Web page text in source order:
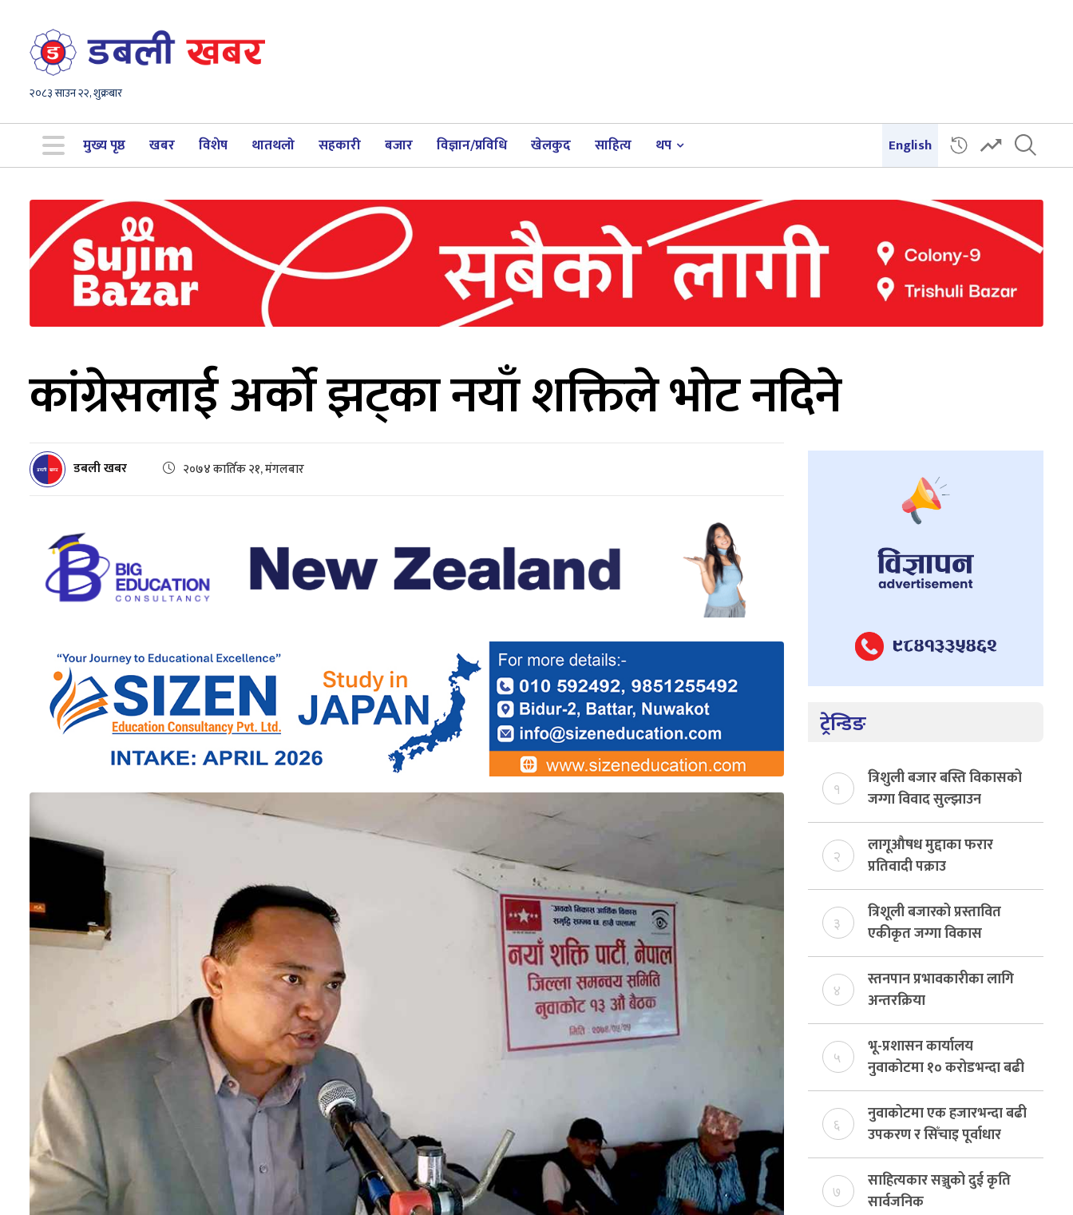
२०८३ साउन २२, शुक्रबार
मुख्य पृष्ठ खबर विशेष थातथलो सहकारी बजार विज्ञान/प्रविधि खेलकुद साहित्य थप English
कांग्रेसलाई अर्को झट्का नयाँ शक्तिले भोट नदिने
डबली खबर २०७४ कार्तिक २१, मंगलबार
ट्रेन्डिङ
१
त्रिशुली बजार बस्ति विकासको
जग्गा विवाद सुल्झाउन
संयोजक तोकियो
२
लागूऔषध मुद्दाका फरार
प्रतिवादी पक्राउ
३
त्रिशूली बजारको प्रस्तावित
एकीकृत जग्गा विकास
योजनाको जग्गा विवादमा
किन?, बस्ति विकास दर्ता नभए
समिति विघटन हुने
४
स्तनपान प्रभावकारीका लागि
अन्तरक्रिया
५
भू-प्रशासन कार्यालय
नुवाकोटमा १० करोडभन्दा बढी
राजस्व संकलन, ७४ प्रतिशत
बेरुजु फर्छयौट
६
नुवाकोटमा एक हजारभन्दा बढी
उपकरण र सिँचाइ पूर्वाधार
निर्माण
७
साहित्यकार सञ्जुको दुई कृति
सार्वजनिक